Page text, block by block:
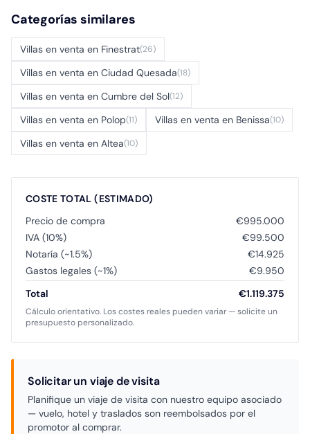
Categorías similares
Villas en venta en Finestrat(26)
Villas en venta en Ciudad Quesada(18)
Villas en venta en Cumbre del Sol(12)
Villas en venta en Polop(11) Villas en venta en Benissa(10)
Villas en venta en Altea(10)
COSTE TOTAL (ESTIMADO)
Precio de compra
€995.000
IVA (10%)
€99.500
Notaría (~1.5%)
€14.925
Gastos legales (~1%)
€9.950
Total
€1.119.375
Cálculo orientativo. Los costes reales pueden variar — solicite un
presupuesto personalizado.
Solicitar un viaje de visita
Planifique un viaje de visita con nuestro equipo asociado
— vuelo, hotel y traslados son reembolsados por el
promotor al comprar.